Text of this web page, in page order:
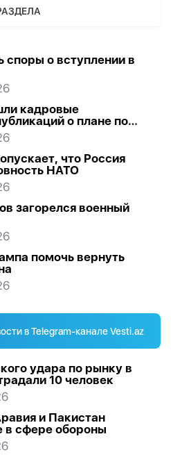
споры о вступлении в
кадровые
о плане по
что Россия
НАТО
загорелся военный
помочь вернуть
в Telegram-канале Vesti.az
удара по рынку в
10 человек
и Пакистан
в сфере обороны